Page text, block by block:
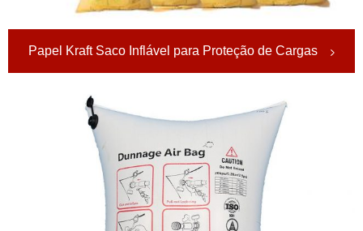
Papel Kraft Saco Inflável para Proteção de Cargas